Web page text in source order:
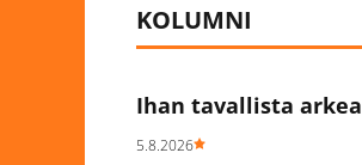
KOLUMNI
Ihan tavallista arkea
5.8.2026